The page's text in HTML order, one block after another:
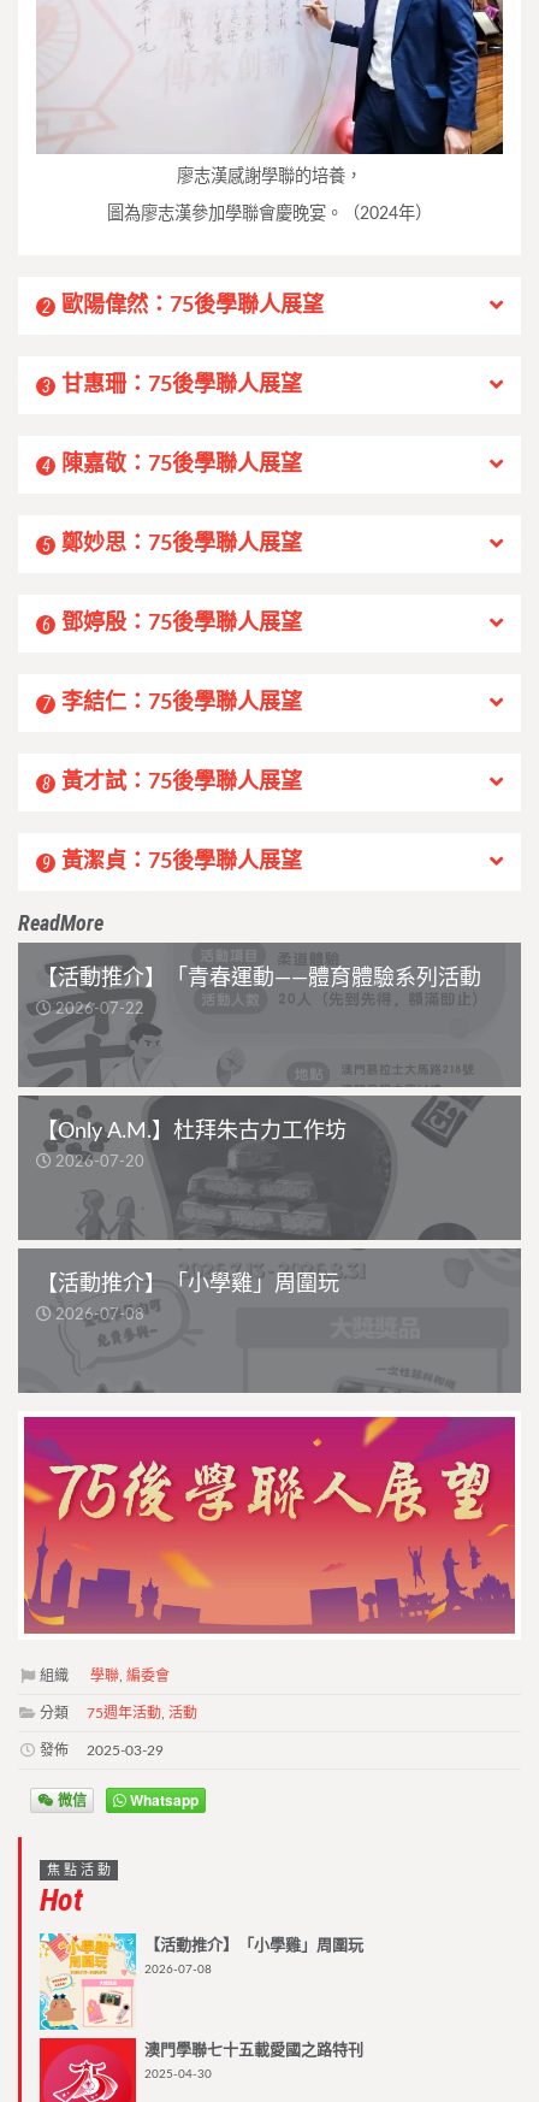
廖志漢感謝學聯的培養，
圖為廖志漢參加學聯會慶晚宴。（2024年）
2 歐陽偉然：75後學聯人展望
3 甘惠珊：75後學聯人展望
4 陳嘉敬：75後學聯人展望
5 鄭妙思：75後學聯人展望
6 鄧婷殷：75後學聯人展望
7 李結仁：75後學聯人展望
8 黃才試：75後學聯人展望
9 黃潔貞：75後學聯人展望
ReadMore
【活動推介】「青春運動——體育體驗系列活動
2026-07-22
【Only A.M.】杜拜朱古力工作坊
2026-07-20
【活動推介】「小學雞」周圍玩
2026-07-08
組織 學聯, 編委會
分類 75週年活動, 活動
發佈 2025-03-29
微信 Whatsapp
焦點活動
Hot
【活動推介】「小學雞」周圍玩
2026-07-08
澳門學聯七十五載愛國之路特刊
2025-04-30